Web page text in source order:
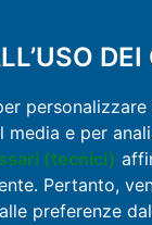
DEI
media e per
(tecnici)
Pertanto,
preferenze